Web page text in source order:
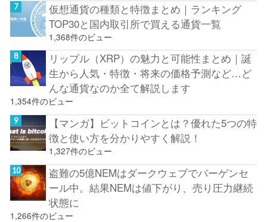
仮想通貨の種類と特徴まとめ｜ランキング
TOP30と国内取引所で買える通貨一覧
1,368件のビュー
リップル（XRP）の魅力と可能性まとめ｜誕
生から人気・特徴・将来の価格予測など…ど
んな通貨なのか全て解説します
1,354件のビュー
【マンガ】ビットコインとは？優れた5つの特
徴と使い方を分かりやすく解説！
1,327件のビュー
盗難の5億NEMはダークウェブでバーゲンセ
ール中。結果NEMは値下がり、売り圧力継続
状態に
1,266件のビュー